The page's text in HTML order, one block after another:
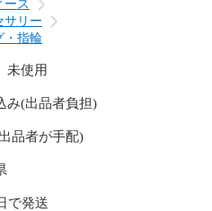
ース
サリー
・指輪
未使用
み(出品者負担)
品者が手配)
で発送